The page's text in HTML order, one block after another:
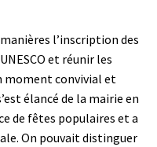
l’inscription des
et réunir les
moment convivial et
élancé de la mairie en
de fêtes populaires et a
On pouvait distinguer